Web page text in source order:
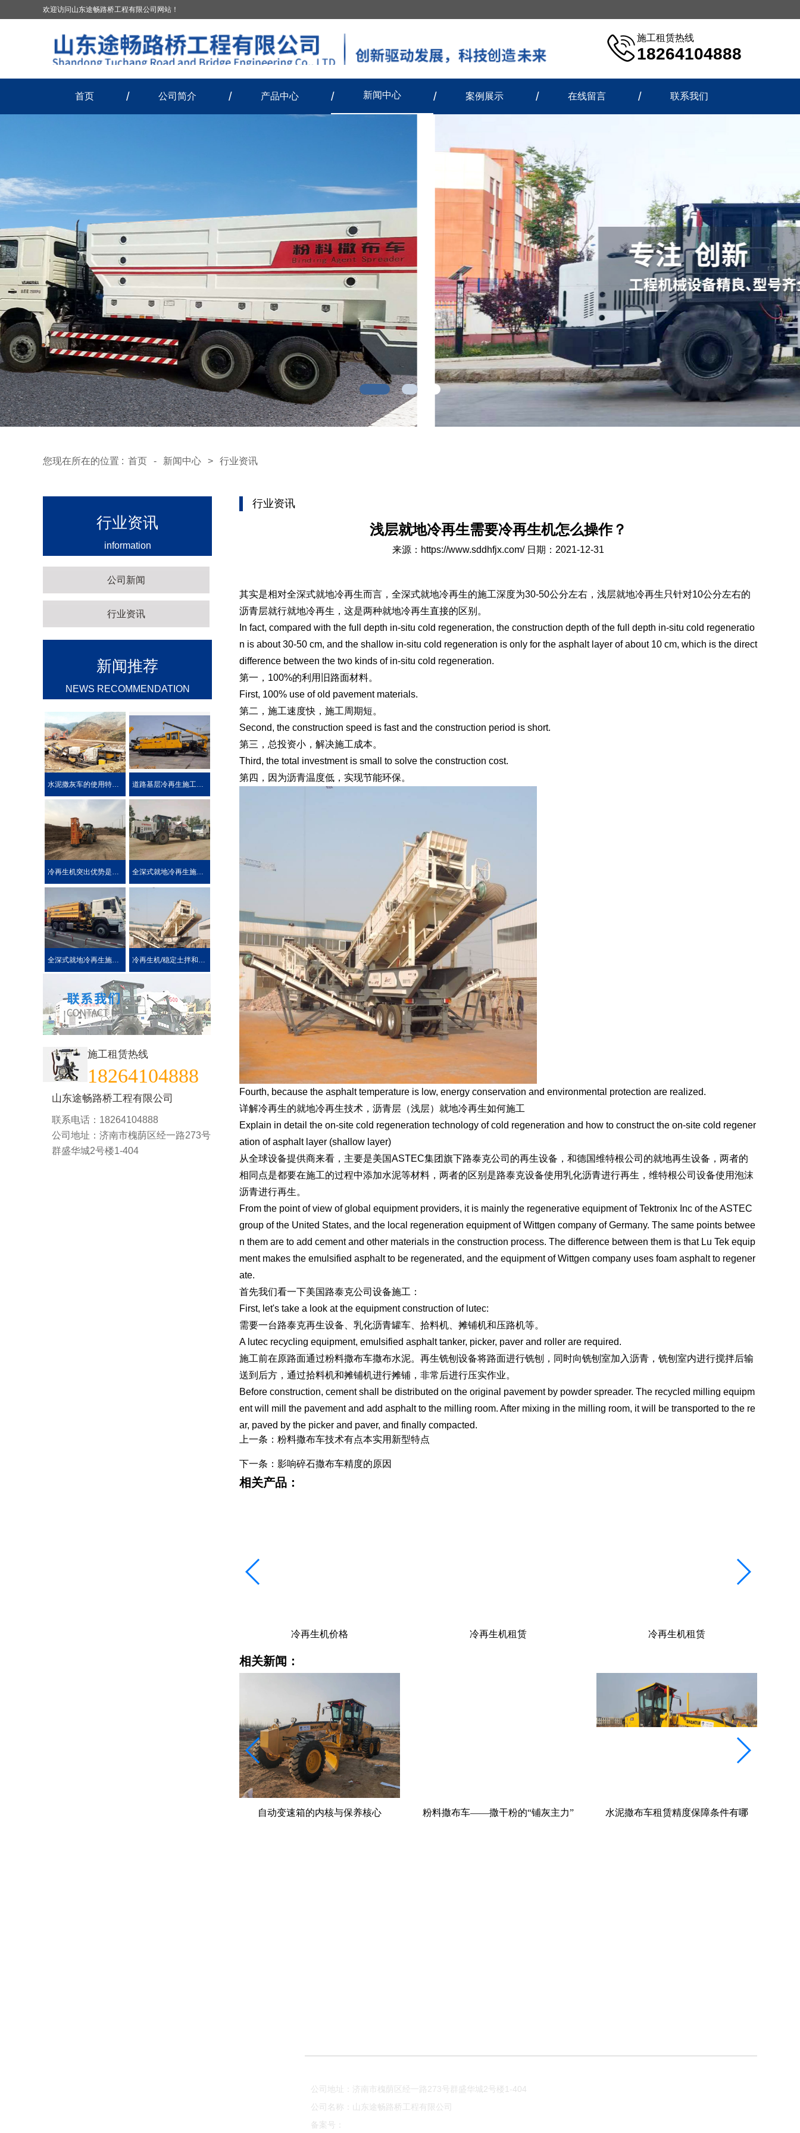
欢迎访问山东途畅路桥工程有限公司网站！
施工租赁热线
18264104888
首页 公司简介 产品中心 新闻中心 案例展示 在线留言 联系我们
您现在所在的位置 : 首页 - 新闻中心 > 行业资讯
行业资讯
information
公司新闻
行业资讯
新闻推荐
NEWS RECOMMENDATION
水泥撒灰车的使用特点及优势介绍 道路基层冷再生施工工艺
冷再生机突出优势是被用户喜爱的原因！ 全深式就地冷再生施工工艺特点介绍
全深式就地冷再生施工中所使用的机械设施设备 冷再生机/稳定土拌和机主要用于哪些作业?
施工租赁热线
18264104888
山东途畅路桥工程有限公司
联系电话：18264104888
公司地址：济南市槐荫区经一路273号
群盛华城2号楼1-404
行业资讯
浅层就地冷再生需要冷再生机怎么操作？
来源： https://www.sddhfjx.com/日期：2021-12-31
其实是相对全深式就地冷再生而言，全深式就地冷再生的施工深度为30-50公分左右，浅层就地冷再生只针对10公分左右的
沥青层就行就地冷再生，这是两种就地冷再生直接的区别。
In fact, compared with the full depth in-situ cold regeneration, the construction depth of the full depth in-situ cold regeneratio
n is about 30-50 cm, and the shallow in-situ cold regeneration is only for the asphalt layer of about 10 cm, which is the direct
difference between the two kinds of in-situ cold regeneration.
第一，100%的利用旧路面材料。
First, 100% use of old pavement materials.
第二，施工速度快，施工周期短。
Second, the construction speed is fast and the construction period is short.
第三，总投资小，解决施工成本。
Third, the total investment is small to solve the construction cost.
第四，因为沥青温度低，实现节能环保。
Fourth, because the asphalt temperature is low, energy conservation and environmental protection are realized.
详解冷再生的就地冷再生技术，沥青层（浅层）就地冷再生如何施工
Explain in detail the on-site cold regeneration technology of cold regeneration and how to construct the on-site cold regener
ation of asphalt layer (shallow layer)
从全球设备提供商来看，主要是美国ASTEC集团旗下路泰克公司的再生设备，和德国维特根公司的就地再生设备，两者的
相同点是都要在施工的过程中添加水泥等材料，两者的区别是路泰克设备使用乳化沥青进行再生，维特根公司设备使用泡沫
沥青进行再生。
From the point of view of global equipment providers, it is mainly the regenerative equipment of Tektronix Inc of the ASTEC
group of the United States, and the local regeneration equipment of Wittgen company of Germany. The same points betwee
n them are to add cement and other materials in the construction process. The difference between them is that Lu Tek equip
ment makes the emulsified asphalt to be regenerated, and the equipment of Wittgen company uses foam asphalt to regener
ate.
首先我们看一下美国路泰克公司设备施工：
First, let's take a look at the equipment construction of lutec:
需要一台路泰克再生设备、乳化沥青罐车、拾料机、摊铺机和压路机等。
A lutec recycling equipment, emulsified asphalt tanker, picker, paver and roller are required.
施工前在原路面通过粉料撒布车撒布水泥。再生铣刨设备将路面进行铣刨，同时向铣刨室加入沥青，铣刨室内进行搅拌后输
送到后方，通过拾料机和摊铺机进行摊铺，非常后进行压实作业。
Before construction, cement shall be distributed on the original pavement by powder spreader. The recycled milling equipm
ent will mill the pavement and add asphalt to the milling room. After mixing in the milling room, it will be transported to the re
ar, paved by the picker and paver, and finally compacted.
上一条：粉料撒布车技术有点本实用新型特点
下一条：影响碎石撒布车精度的原因
相关产品：
冷再生机租赁 冷再生机租赁 路拌机
相关新闻：
粉料撒布车——撒干粉的“铺灰主力” 水泥撒布车租赁精度保障条件有哪 水泥撒布车租赁操作规范与日常维护
公司地址：济南市槐荫区经一路273号群盛华城2号楼1-404
公司名称：山东途畅路桥工程有限公司
备案号：